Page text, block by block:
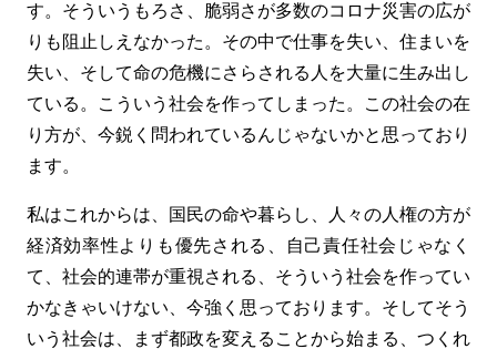
す。そういうもろさ、脆弱さが多数のコロナ災害の広が
りも阻止しえなかった。その中で仕事を失い、住まいを
失い、そして命の危機にさらされる人を大量に生み出し
ている。こういう社会を作ってしまった。この社会の在
り方が、今鋭く問われているんじゃないかと思っており
ます。
私はこれからは、国民の命や暮らし、人々の人権の方が
経済効率性よりも優先される、自己責任社会じゃなく
て、社会的連帯が重視される、そういう社会を作ってい
かなきゃいけない、今強く思っております。そしてそう
いう社会は、まず都政を変えることから始まる、つくれ